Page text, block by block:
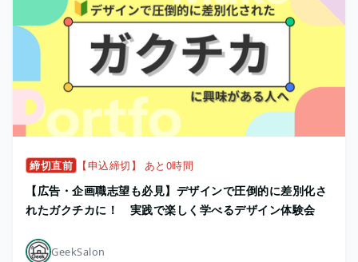
締切直前 【申込締切】 あと0時間
【広告・企画職志望も必見】デザインで圧倒的に差別化さ
れたガクチカに！ 実践で楽しく学べるデザイン体験会
GeekSalon